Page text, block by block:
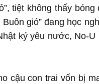
tiệt không thấy
gió” đang học
ký yêu nước, No-
cậu con trai vốn bị